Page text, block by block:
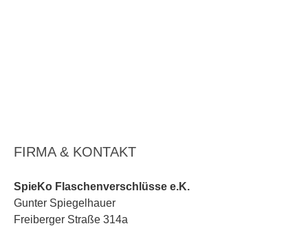
FIRMA & KONTAKT
SpieKo Flaschenverschlüsse e.K.
Gunter Spiegelhauer
Freiberger Straße 314a